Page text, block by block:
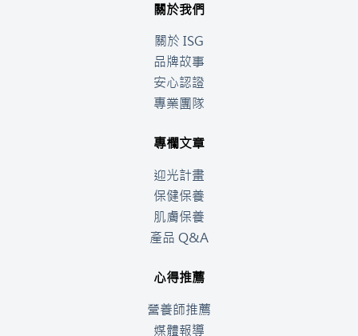
關於我們
關於 ISG
品牌故事
安心認證
專業團隊
專欄文章
迎光計畫
保健保養
肌膚保養
產品 Q&A
心得推薦
營養師推薦
媒體報導